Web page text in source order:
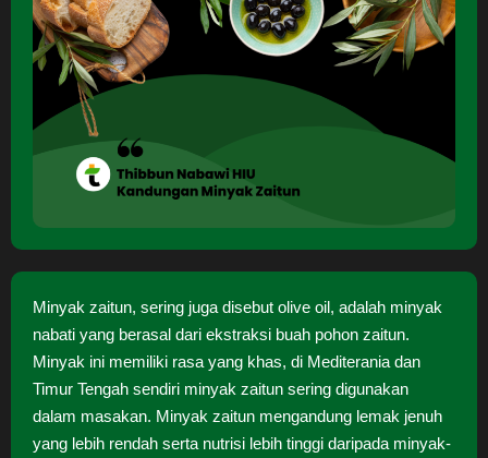
Minyak zaitun, sering juga disebut olive oil, adalah minyak
nabati yang berasal dari ekstraksi buah pohon zaitun.
Minyak ini memiliki rasa yang khas, di Mediterania dan
Timur Tengah sendiri minyak zaitun sering digunakan
dalam masakan. Minyak zaitun mengandung lemak jenuh
yang lebih rendah serta nutrisi lebih tinggi daripada minyak-